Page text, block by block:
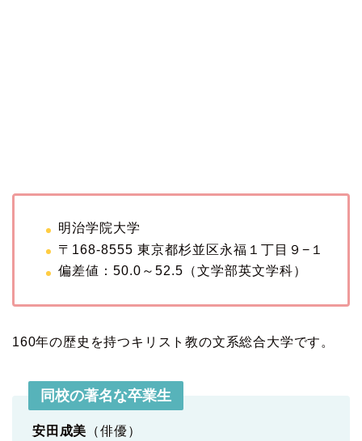
明治学院大学
〒168-8555 東京都杉並区永福１丁目９−１
偏差値：50.0～52.5（文学部英文学科）
160年の歴史を持つキリスト教の文系総合大学です。
同校の著名な卒業生
安田成美 （俳優）